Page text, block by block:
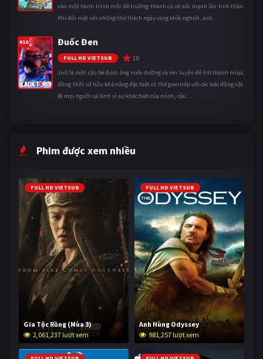
vào một hành trình mới để trưởng thành cả về sức mạnh lẫn tinh thần.
Khi đối mặt với những thử thách ngày càng khắc nghiệt, anh ...
#10 Đuốc Đen
FULL HD VIETSUB 10
Jirô là một cậu bé được ông nuôi dưỡng và rèn luyện để trở thành ninja,
đồng thời sở hữu khả năng đặc biệt có thể giao tiếp với các loài động vật.
Bị mọi người xa lánh vì sự khác biệt của mình, cậu ...
Phim được xem nhiều
FULL HD VIETSUB
Gia Tộc Rồng (Mùa 3)
2,061,237 lượt xem
FULL HD VIETSUB
Anh Hùng Odyssey
981,257 lượt xem